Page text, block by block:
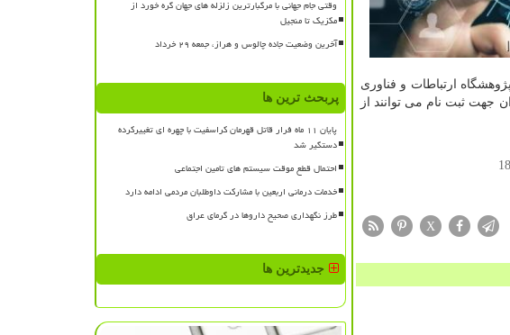
ارتباطات و فناوری
جهت ثبت نام می توانند از
X
وقتی جام جهانی با مرگبارترین زلزله های جهان گره خورد از
مکزیک تا منجیل
آخرین وضعیت جاده چالوس و هراز، جمعه ۲۹ خرداد
پربحث ترین ها
پایان ۱۱ ماه فرار قاتل قهرمان کراسفیت با چهره ای تغییرکرده
دستگیر شد
احتمال قطع موقت سیستم های تامین اجتماعی
خدمات درمانی اربعین با مشارکت داوطلبان مردمی ادامه دارد
طرز نگهداری صحیح داروها در گرمای عراق
جدیدترین ها